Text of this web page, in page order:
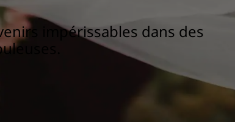
impérissables dans des